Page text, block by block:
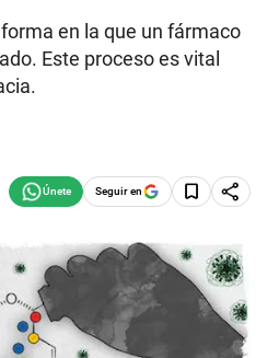
en la que un fármaco
Este proceso es vital
Seguir en